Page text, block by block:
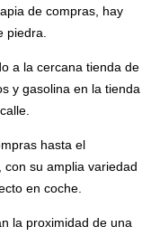
de compras, hay
piedra.
a la cercana tienda de
y gasolina en la tienda
hasta el
su amplia variedad
en coche.
la proximidad de una